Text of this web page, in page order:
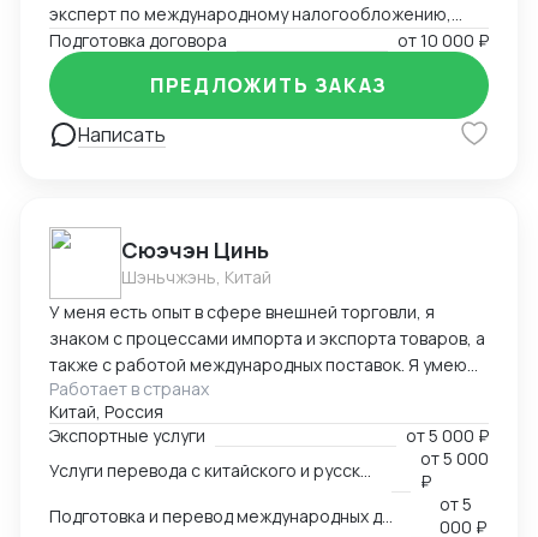
эксперт по международному налогообложению,
применению СОИДН, MLI. Подготовка правовых
заключений по налогообложению в РФ и
иностранных юрисдикциях. Структурирование
сделок. Анализ условий договоров, представление
интересов клиента в судах, налоговых органах,
Подготовка договора от10 000 ₽
Написать
ПРЕДЛОЖИТЬ ЗАКАЗ
Cюэчэн Цинь
Шэньчжэнь, Китай
У меня есть опыт в сфере внешней торговли, я
знаком с процессами импорта и экспорта товаров, а
также с работой международных поставок. Я умею
вести переговоры с зарубежными партнерами,
заключать контракты, а также решать вопросы,
связанные с логистикой и таможней. Могу
предоставить консультации по внешней торговле.
Работает в странах
Китай, Россия
Экспортные услуги
от5 000 ₽
от5 000
₽
от5
000 ₽